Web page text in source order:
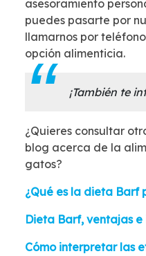
asesoramiento
puedes pasarte por
llamarnos por
opción alimenticia.
¡También te
¿Quieres consultar
blog acerca de la
gatos?
¿Qué es la dieta Barf
Dieta Barf, ventajas e
Cómo interpretar las